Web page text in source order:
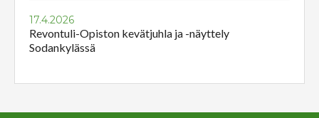
17.4.2026
Revontuli-Opiston kevätjuhla ja -näyttely
Sodankylässä